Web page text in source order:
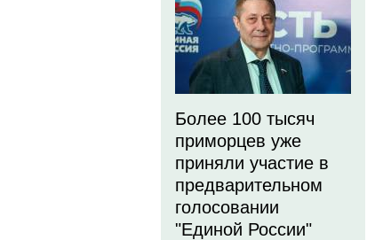
Более 100 тысяч
приморцев уже
приняли участие в
предварительном
голосовании
"Единой России"